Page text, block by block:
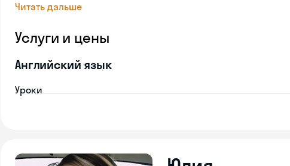
Читать дальше
Услуги и цены
Английский язык
Уроки